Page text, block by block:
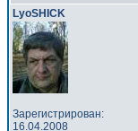
LyoSHICK
Зарегистрирован:
16.04.2008